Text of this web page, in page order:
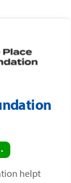
helpt